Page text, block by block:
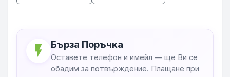
flash_on Бърза Поръчка
Оставете телефон и имейл — ще Ви се
обадим за потвърждение. Плащане при